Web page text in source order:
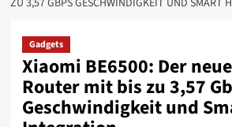
ZU 3,57 GBPS GESCHWINDIGKEIT UND SMART
Gadgets
Xiaomi BE6500: Der
Router mit bis zu 3,57
Geschwindigkeit und